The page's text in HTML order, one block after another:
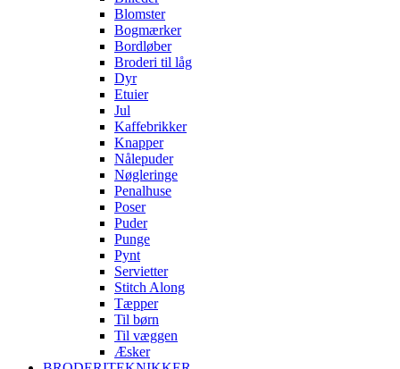
Blomster
Bogmærker
Bordløber
Broderi til låg
Dyr
Etuier
Jul
Kaffebrikker
Knapper
Nålepuder
Nøgleringe
Penalhuse
Poser
Puder
Punge
Pynt
Servietter
Stitch Along
Tæpper
Til børn
Til væggen
Æsker